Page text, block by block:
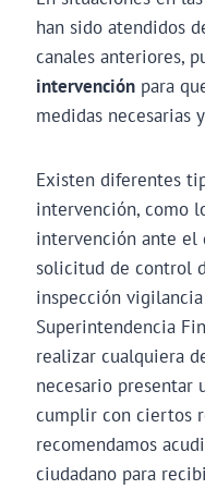
han sido atendidos
canales anteriores,
intervenciónpara
medidas necesarias
Existen diferentes
intervención, como
intervención ante el
solicitud de control
inspección
Superintendencia
realizar cualquiera
necesario presentar
cumplir con ciertos
recomendamos
ciudadano para